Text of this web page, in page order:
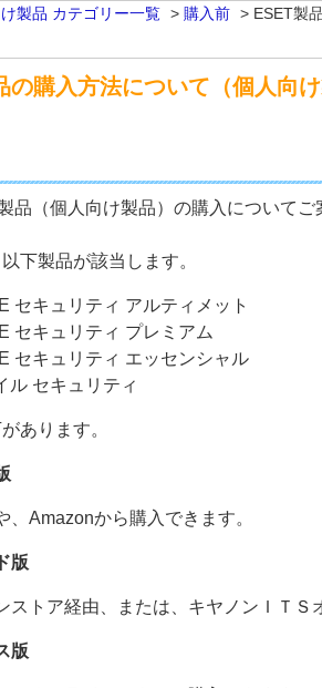
製品 カテゴリー一覧 > 購入前 > ESET製
の購入方法について（個人向
品（個人向け製品）の購入についてご
下製品が該当します。
セキュリティ アルティメット
セキュリティ プレミアム
セキュリティ エッセンシャル
ル セキュリティ
あります。
、Amazonから購入できます。
版
ストア経由、または、キヤノンＩＴＳ
版